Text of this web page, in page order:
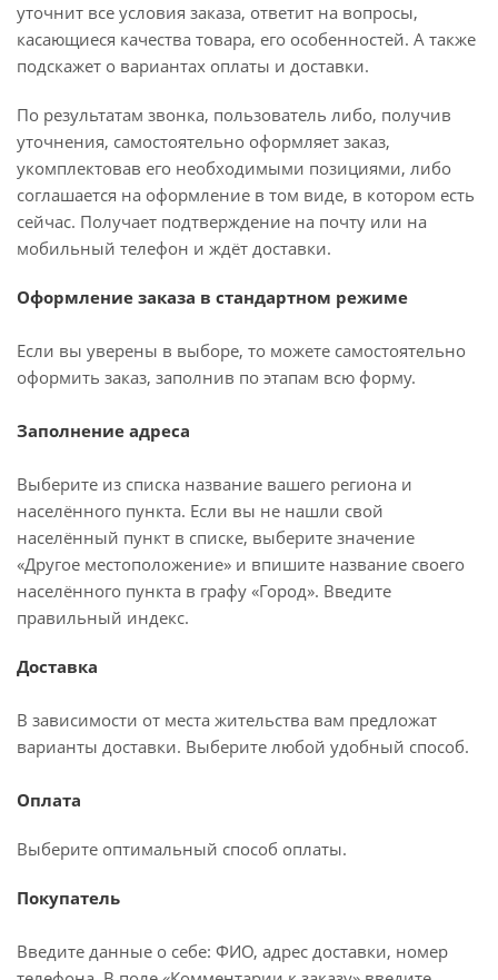
уточнит все условия заказа, ответит на вопросы,
касающиеся качества товара, его особенностей. А также
подскажет о вариантах оплаты и доставки.
По результатам звонка, пользователь либо, получив
уточнения, самостоятельно оформляет заказ,
укомплектовав его необходимыми позициями, либо
соглашается на оформление в том виде, в котором есть
сейчас. Получает подтверждение на почту или на
мобильный телефон и ждёт доставки.
Оформление заказа в стандартном режиме
Если вы уверены в выборе, то можете самостоятельно
оформить заказ, заполнив по этапам всю форму.
Заполнение адреса
Выберите из списка название вашего региона и
населённого пункта. Если вы не нашли свой
населённый пункт в списке, выберите значение
«Другое местоположение» и впишите название своего
населённого пункта в графу «Город». Введите
правильный индекс.
Доставка
В зависимости от места жительства вам предложат
варианты доставки. Выберите любой удобный способ.
Оплата
Выберите оптимальный способ оплаты.
Покупатель
Введите данные о себе: ФИО, адрес доставки, номер